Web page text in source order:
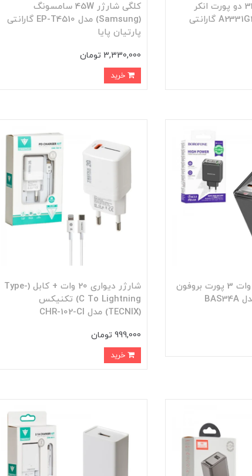
کلگی شارژر 33W دو پورت انکر
(ANKER) مدل A2331G21 گارانتی
کلگی شارژر 45W سامسونگ
(Samsung) مدل EP-T4510 گارانتی
پارتیان پایا
3,330,000 تومان
خرید
کلگی شارژر 65 وات 3 پورت بروفون
شارژر دیواری 20 وات + کابل (Type-
C To Lightning) تکنیکس
(TECNIX) مدل CHR-102-Cl
999,000 تومان
خرید